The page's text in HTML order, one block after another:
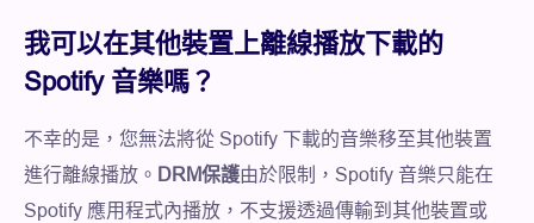
我可以在其他裝置上離線播放下載的
Spotify 音樂嗎？
不幸的是，您無法將從 Spotify 下載的音樂移至其他裝置
進行離線播放。 DRM保護由於限制，Spotify 音樂只能在
Spotify 應用程式內播放，不支援透過傳輸到其他裝置或